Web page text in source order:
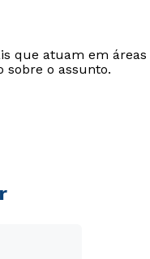
que atuam em
sobre o assunto.